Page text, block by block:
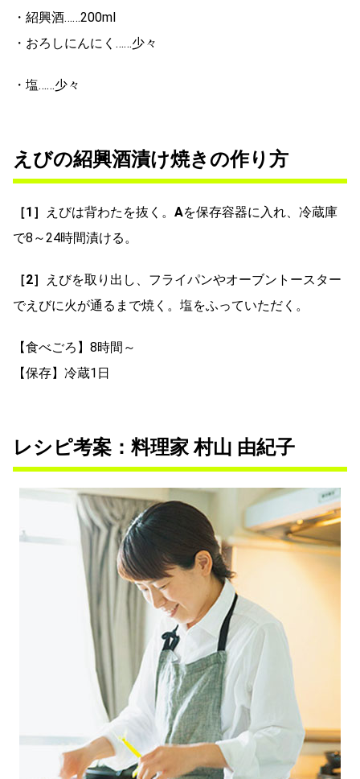
・紹興酒……200ml
・おろしにんにく……少々
・塩……少々
えびの紹興酒漬け焼きの作り方
［1］ えびは背わたを抜く。 Aを保存容器に入れ、冷蔵庫
で8～24時間漬ける。
［2］
えびを取り出し、フライパンやオーブントースター
でえびに火が通るまで焼く。塩をふっていただく。
【食べごろ】8時間～
【保存】冷蔵1日
レシピ考案：料理家 村山 由紀子